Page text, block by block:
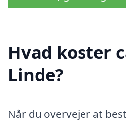
Hvad koster
Linde?
Når du overvejer at